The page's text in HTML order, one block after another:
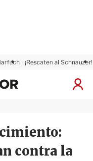
¡Rescaten al Schnauzer!
I
x
i
r
contra la